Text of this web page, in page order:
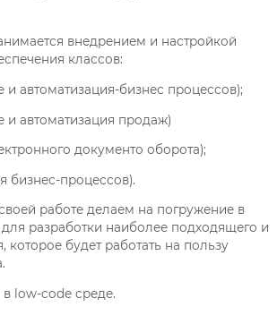
внедрением и настройкой
классов:
и автоматизация-бизнес процессов);
и автоматизация продаж)
документо оборота);
бизнес-процессов).
работе делаем на погружение в
для разработки наиболее подходящего и
которое будет работать на пользу
в low-code среде.